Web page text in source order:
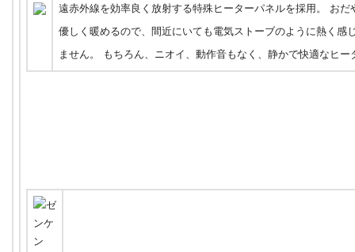
遠赤外線を効率良く放射する特殊ヒーターパネルを採用。 おだ
優しく暖めるので、間近にいても電気ストーブのように熱く感
ません。 もちろん、ニオイ、動作音もなく、静かで快適なヒー